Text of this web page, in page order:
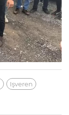
Işveren